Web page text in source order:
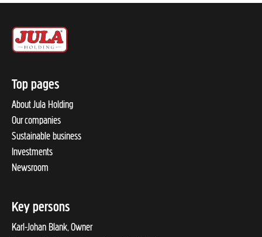
Top pages
About Jula Holding
Our companies
Sustainable business
Investments
Newsroom
Key persons
Karl-Johan Blank, Owner